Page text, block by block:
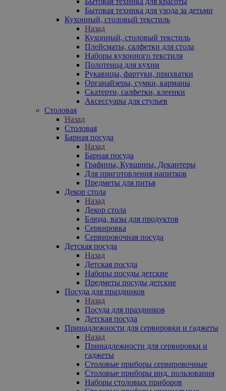
Бытовая техника для ухода за детьми
Кухонный, столовый текстиль
Назад
Кухонный, столовый текстиль
Плейсматы, салфетки для стола
Наборы кухонного текстиля
Полотенца для кухни
Рукавицы, фартуки, прихватки
Органайзеры, сумки, карманы
Скатерти, салфетки, клеенки
Аксессуары для стульев
Столовая
Назад
Столовая
Барная посуда
Назад
Барная посуда
Графины, Кувшины, Декантеры
Для приготовления напитков
Предметы для питья
Декор стола
Назад
Декор стола
Блюда, вазы для продуктов
Сервировка
Сервировочная посуда
Детская посуда
Назад
Детская посуда
Наборы посуды детские
Предметы посуды детские
Посуда для праздников
Назад
Посуда для праздников
Детская посуда
Принадлежности для сервировки и гаджеты
Назад
Принадлежности для сервировки и
гаджеты
Столовые приборы сервировочные
Столовые приборы инд. пользования
Наборы столовых приборов